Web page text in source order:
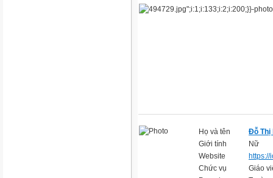
Họ và tên
Đỗ Thị
Giới tính
Nữ
Website
Chức vụ
Giáo